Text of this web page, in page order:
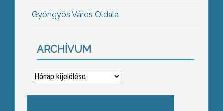
Gyöngyös Város Oldala
ARCHÍVUM
Archívum